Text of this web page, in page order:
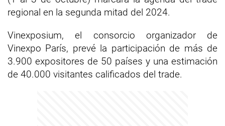
regional en la segunda mitad del 2024.
Vinexposium, el consorcio organizador de
Vinexpo París, prevé la participación de más de
3.900 expositores de 50 países y una estimación
de 40.000 visitantes calificados del trade.